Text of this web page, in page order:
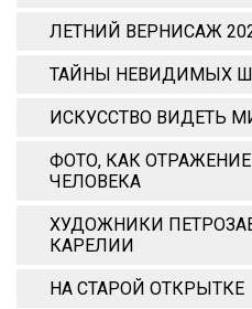
ЛЕТНИЙ ВЕРНИСАЖ
ТАЙНЫ НЕВИДИМЫХ
ИСКУССТВО ВИДЕТЬ
ФОТО, КАК
ЧЕЛОВЕКА
ХУДОЖНИКИ
КАРЕЛИИ
НА СТАРОЙ ОТКРЫТКЕ